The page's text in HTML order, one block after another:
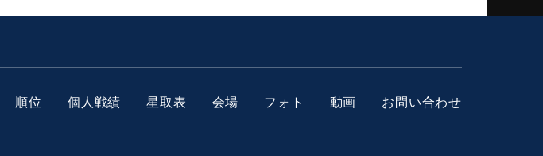
順位 個人戦績 星取表 会場 フォト 動画 お問い合わせ